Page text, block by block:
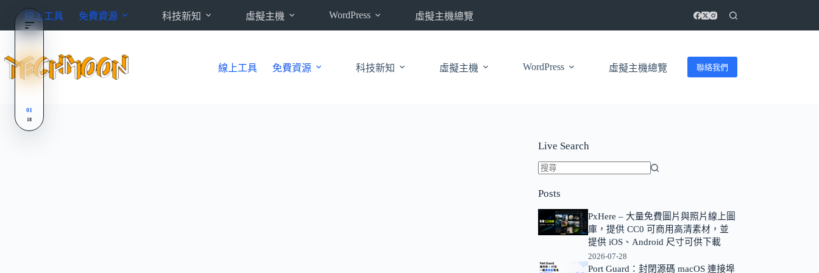
內
線上工具 免費資源 科技新知 虛擬主機 WordPress 虛擬主機總覽
線上工具 免費資源 科技新知 虛擬主機 WordPress 虛擬主機總覽 聯絡我們
Live Search
不
到
符
件
Posts
PxHere – 大量免費圖片與照片線上圖
庫，提供 CC0 可商用高清素材，並
提供 iOS、Android 尺寸可供下載
2026-07-28
Port Guard：封閉源碼 macOS 連接埠
01
18